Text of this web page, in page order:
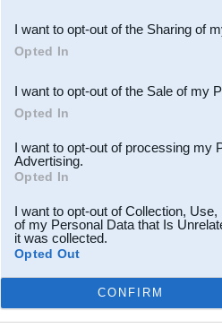
Downstream Participants
third parties.
I want to opt-out of the Sharing of
Opted In
I want to opt-out of the Sale of my
Opted In
I want to opt-out of processing my
Advertising.
Opted In
I want to opt-out of Collection,
of my Personal Data that Is
it was collected.
Opted Out
CONFIRM